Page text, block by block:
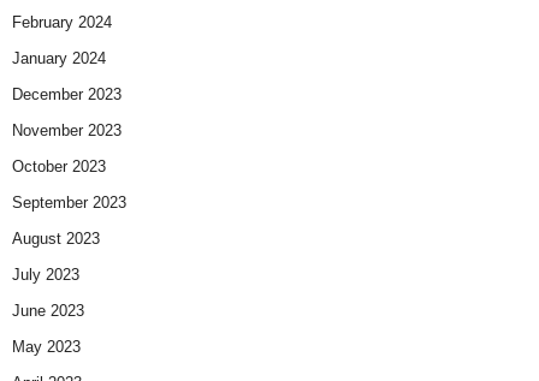
February 2024
January 2024
December 2023
November 2023
October 2023
September 2023
August 2023
July 2023
June 2023
May 2023